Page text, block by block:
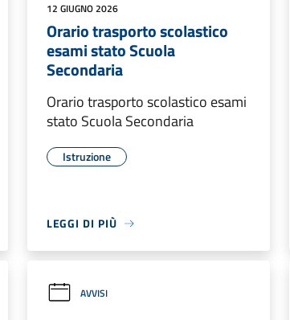
12 GIUGNO 2026
Orario trasporto scolastico
esami stato Scuola
Secondaria
Orario trasporto scolastico esami
stato Scuola Secondaria
Istruzione
LEGGI DI PIÙ
AVVISI